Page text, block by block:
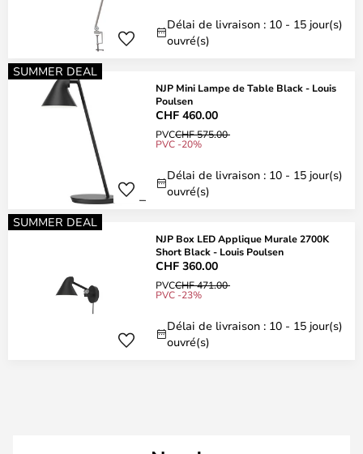
Délai de livraison : 10 - 15 jour(s)
ouvré(s)
SUMMER DEAL
NJP Mini Lampe de Table Black - Louis
Poulsen
CHF 460.00
PVCCHF 575.00
PVC -20%
Délai de livraison : 10 - 15 jour(s)
ouvré(s)
SUMMER DEAL
NJP Box LED Applique Murale 2700K
Short Black - Louis Poulsen
CHF 360.00
PVCCHF 471.00
PVC -23%
Délai de livraison : 10 - 15 jour(s)
ouvré(s)